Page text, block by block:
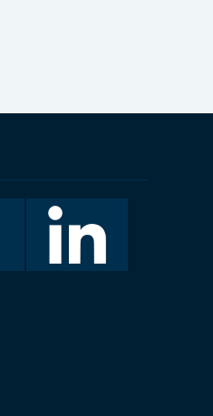
LinkedIn